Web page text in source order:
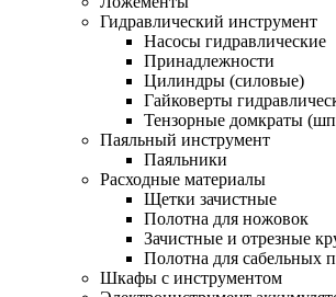
Гидравлический инструмент
Насосы гидравлические
Принадлежности
Цилиндры (силовые)
Гайковерты
Тензорные домкраты
Паяльный инструмент
Паяльники
Расходные материалы
Щетки зачистные
Полотна для ножовок
Зачистные и отрезные
Полотна для сабельных
Шкафы с инструментом